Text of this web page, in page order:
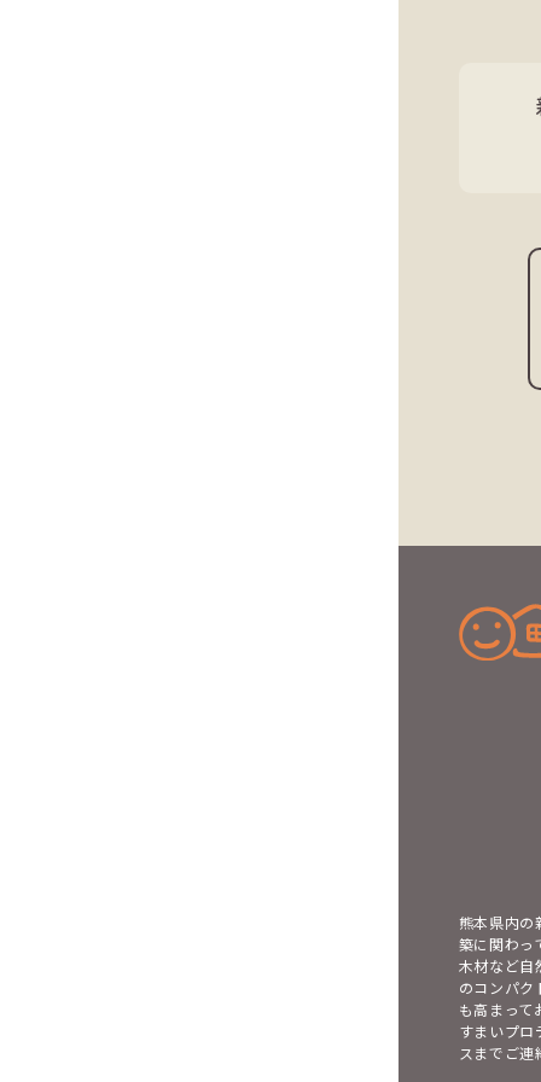
熊本県内の
築に関わっ
木材など自
のコンパク
も高まって
すまいプロ
スまでご